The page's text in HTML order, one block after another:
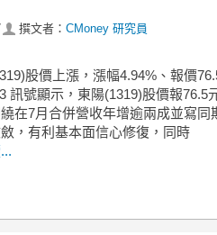
撰文者： CMoney 研究員
股價上漲，漲幅4.94%、報價
訊號顯示，東陽(1319)股價報
在7月合併營收年增逾兩成並寫
，有利基本面信心修復，同時